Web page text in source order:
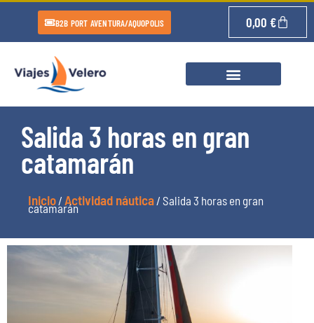
B2B PORT AVENTURA/AQUOPOLIS 0,00 €
Salida 3 horas en gran
catamarán
Inicio / Actividad náutica / Salida 3 horas en gran
catamarán